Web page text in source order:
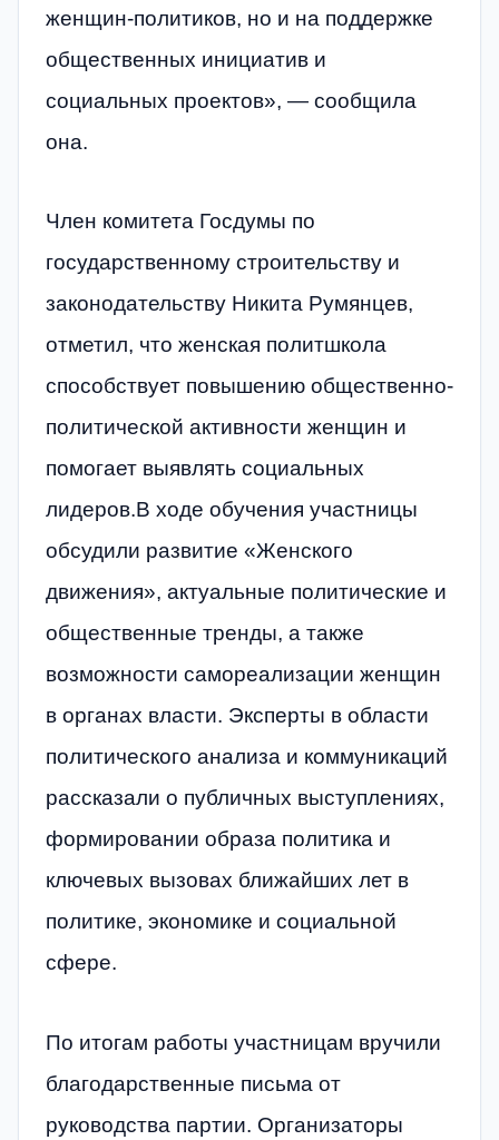
женщин-политиков, но и на поддержке
общественных инициатив и
социальных проектов», — сообщила
она.
Член комитета Госдумы по
государственному строительству и
законодательству Никита Румянцев,
отметил, что женская политшкола
способствует повышению общественно-
политической активности женщин и
помогает выявлять социальных
лидеров.В ходе обучения участницы
обсудили развитие «Женского
движения», актуальные политические и
общественные тренды, а также
возможности самореализации женщин
в органах власти. Эксперты в области
политического анализа и коммуникаций
рассказали о публичных выступлениях,
формировании образа политика и
ключевых вызовах ближайших лет в
политике, экономике и социальной
сфере.
По итогам работы участницам вручили
благодарственные письма от
руководства партии. Организаторы